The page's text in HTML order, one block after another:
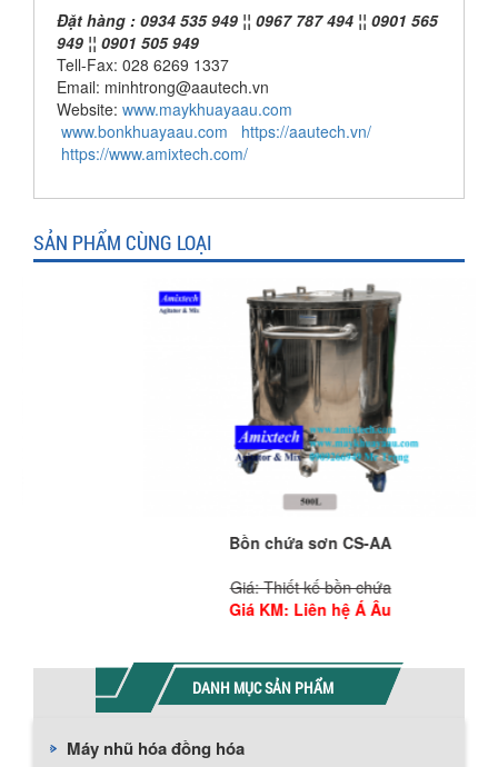
Đặt hàng : 0934 535 949 ¦¦ 0967 787 494 ¦¦ 0901 565
949 ¦¦ 0901 505 949
Tell-Fax: 028 6269 1337
Email: minhtrong@aautech.vn
Website: www.maykhuayaau.com
www.bonkhuayaau.com
https://aautech.vn/
https://www.amixtech.com/
SẢN PHẨM CÙNG LOẠI
Bồn chứa sơn CS-AA
Giá: Thiết kế bồn chứa
: Liên hệ Á Âu
DANH MỤC SẢN PHẨM
Máy nhũ hóa đồng hóa